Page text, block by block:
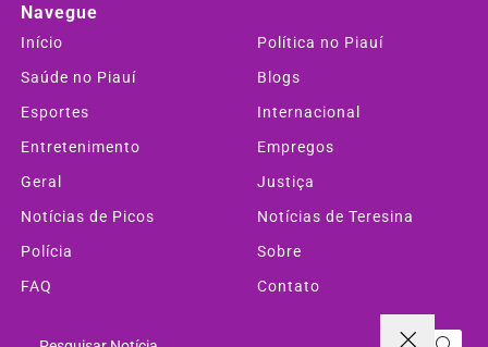
Navegue
Início
Política no Piauí
Saúde no Piauí
Blogs
Esportes
Internacional
Entretenimento
Empregos
Geral
Justiça
Notícias de Picos
Notícias de Teresina
Polícia
Sobre
FAQ
Contato